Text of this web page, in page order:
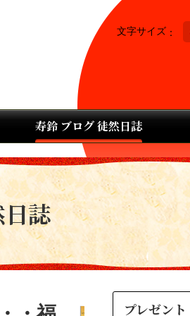
寿鈴 ブログ 徒然日誌
文字サイズ
誌
プレゼント